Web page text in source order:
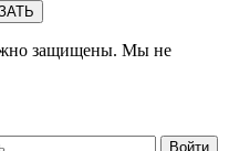
защищены. Мы не